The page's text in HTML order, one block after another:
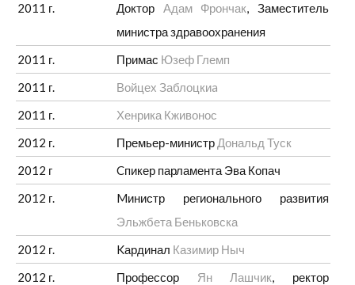
2011 г.
Доктор Адам Фрончак, Заместитель
министра здравоохранения
2011 г.
Примас Юзеф Глемп
2011 г.
Войцех Заблоцкиa
2011 г.
Хенрика Кживонос
2012 г.
Премьер-министр Дональд Туск
2012 г
Cпикер парламента Эва Копач
2012 г.
Mинистр регионального развития
Эльжбета Беньковска
2012 г.
Kардинал Казимир Ныч
2012 г.
Профессор Ян Лашчик, ректор